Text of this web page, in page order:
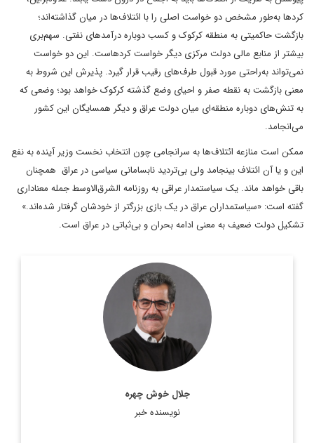
کردها به‌طور مشخص دو خواست اصلی را با ائتلاف‌ها در میان گذاشته‌اند؛
بازگشت حاکمیتی به منطقه کرکوک و کسب دوباره درآمدهای نفتی. سهم‌بری
بیشتر از منابع مالی دولت مرکزی دیگر خواست کردهاست. این دو خواست
نمی‌تواند به‌راحتی مورد قبول طرف‌های رقیب قرار گیرد. پذیرش این شروط به
معنی بازگشت به نقطه صفر و احیای وضع گذشته کرکوک خواهد بود؛ وضعی که
به تنش‌های دوباره منطقه‌ای میان دولت عراق و دیگر همسایگان این کشور
می‌انجامد.
ممکن است منازعه ائتلاف‌ها به سرانجامی چون انتخاب نخست وزیر آینده به نفع
این و یا آن ائتلاف بینجامد ولی بی‌تردید نابسامانی سیاسی در عراق همچنان
باقی خواهد ماند. یک سیاستمدار عراقی به روزنامه الشرق‌الاوسط جمله معناداری
گفته است: «سیاستمداران عراق در یک بازی بزرگتر از خودشان گرفتار شده‌اند.»
تشکیل دولت ضعیف به معنی ادامه بحران و بی‌ثباتی در عراق است.
جلال خوش چهره
نویسنده خبر
روزنامه‌نگار و تحلیلگر مسائل بین‌الملل
اطلاعات بیشتر